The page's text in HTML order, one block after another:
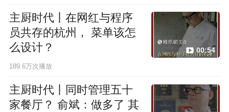
主厨时代丨在网红与程序
员共存的杭州， 菜单该怎
么设计？
189.6万次播放
00:54
主厨时代丨同时管理五十
家餐厅？ 俞斌：做多了 其